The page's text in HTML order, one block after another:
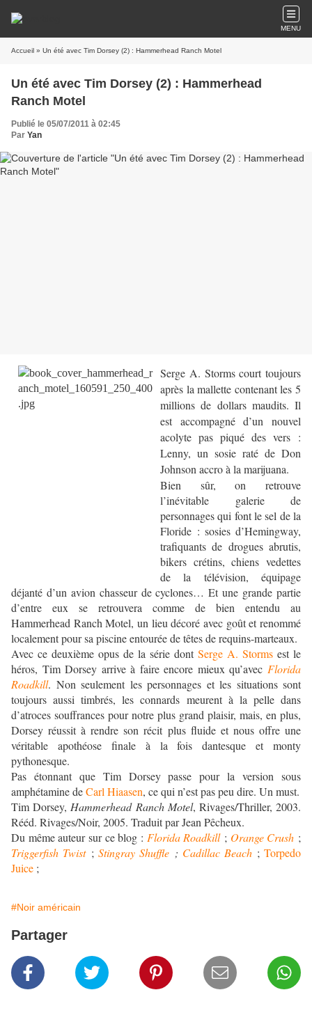
MENU
Accueil » Un été avec Tim Dorsey (2) : Hammerhead Ranch Motel
Un été avec Tim Dorsey (2) : Hammerhead
Ranch Motel
Publié le 05/07/2011 à 02:45
Par Yan
Serge A. Storms court toujours
après la mallette contenant les 5
millions de dollars maudits. Il
est accompagné d’un nouvel
acolyte pas piqué des vers :
Lenny, un sosie raté de Don
Johnson accro à la marijuana.
Bien sûr, on retrouve
l’inévitable galerie de
personnages qui font le sel de la
Floride : sosies d’Hemingway,
trafiquants de drogues abrutis,
bikers crétins, chiens vedettes
de la télévision, équipage
déjanté d’un avion chasseur de cyclones… Et une grande partie
d’entre eux se retrouvera comme de bien entendu au
Hammerhead Ranch Motel, un lieu décoré avec goût et renommé
localement pour sa piscine entourée de têtes de requins-marteaux.
Avec ce deuxième opus de la série dont Serge A. Storms est le
héros, Tim Dorsey arrive à faire encore mieux qu’avec Florida
Roadkill. Non seulement les personnages et les situations sont
toujours aussi timbrés, les connards meurent à la pelle dans
d’atroces souffrances pour notre plus grand plaisir, mais, en plus,
Dorsey réussit à rendre son récit plus fluide et nous offre une
véritable apothéose finale à la fois dantesque et monty
pythonesque.
Pas étonnant que Tim Dorsey passe pour la version sous
amphétamine deCarl Hiaasen, ce qui n’est pas peu dire. Un must.
Tim Dorsey, Hammerhead Ranch Motel, Rivages/Thriller, 2003.
Rééd. Rivages/Noir, 2005. Traduit par Jean Pêcheux.
Du même auteur sur ce blog : Florida Roadkill; Orange Crush ;
Triggerfish Twist;Stingray Shuffle ; Cadillac Beach ;Torpedo
Juice ;
#Noir américain
Partager